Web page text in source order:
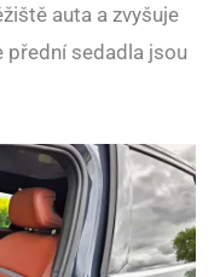
auta a zvyšuje
přední sedadla jsou